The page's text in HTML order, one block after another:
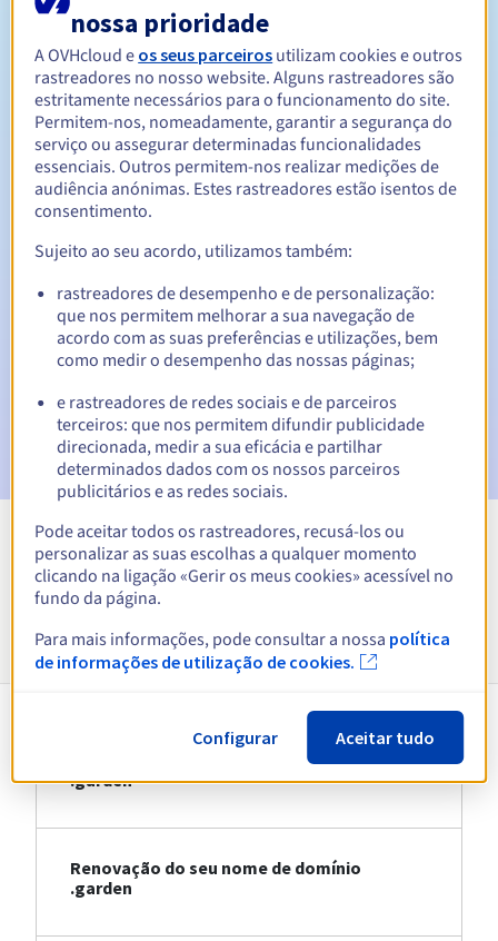
Período de renovação Entre 1 e 10 anos
Período de redenção 30 dias
Notificações automáticas:
60, 30, 15, 7 e 3 dias antes da data de
expiração
E-mail no dia da expiraçãopara notificar a suspensão do
nome de domínio
E-mail após o Redemption Grace Periodpara notificar a
eliminação do nome de domínio
Ver todas as extensões
Informações sobre .garden
Registo do seu nome de domínio
.garden
Renovação do seu nome de domínio
.garden
nossa prioridade
A OVHcloud e os seus parceiros utilizam cookies e outros
rastreadores no nosso website. Alguns rastreadores são
estritamente necessários para o funcionamento do site.
Permitem-nos, nomeadamente, garantir a segurança do
serviço ou assegurar determinadas funcionalidades
essenciais. Outros permitem-nos realizar medições de
audiência anónimas. Estes rastreadores estão isentos de
consentimento.
Sujeito ao seu acordo, utilizamos também:
rastreadores de desempenho e de personalização:
que nos permitem melhorar a sua navegação de
acordo com as suas preferências e utilizações, bem
como medir o desempenho das nossas páginas;
e rastreadores de redes sociais e de parceiros
terceiros: que nos permitem difundir publicidade
direcionada, medir a sua eficácia e partilhar
determinados dados com os nossos parceiros
publicitários e as redes sociais.
Pode aceitar todos os rastreadores, recusá-los ou
personalizar as suas escolhas a qualquer momento
clicando na ligação «Gerir os meus cookies» acessível no
fundo da página.
Para mais informações, pode consultar a nossa política
de informações de utilização de cookies.
Configurar Aceitar tudo